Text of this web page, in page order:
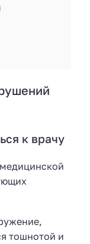
к врачу
тошнотой и